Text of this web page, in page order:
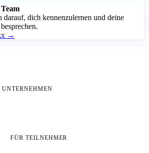
darauf, dich kennenzulernen und deine
→
UNTERNEHMEN
FÜR TEILNEHMER